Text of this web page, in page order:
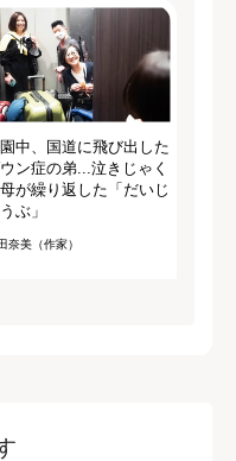
中、国道に飛び出した
ン症の弟...泣きじゃく
が繰り返した「だいじ
ぶ」
奈美（作家）